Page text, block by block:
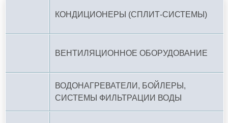
КОНДИЦИОНЕРЫ (СПЛИТ-СИСТЕМЫ)
ВЕНТИЛЯЦИОННОЕ ОБОРУДОВАНИЕ
ВОДОНАГРЕВАТЕЛИ, БОЙЛЕРЫ,
СИСТЕМЫ ФИЛЬТРАЦИИ ВОДЫ